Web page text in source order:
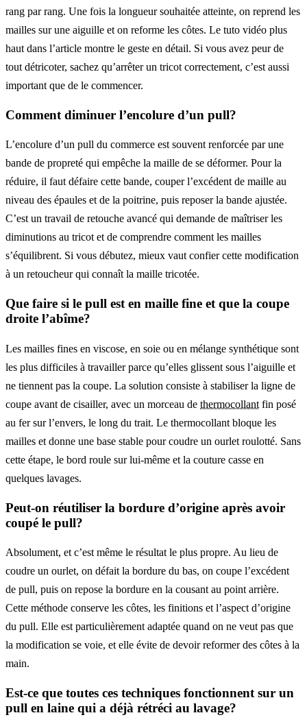
rang par rang. Une fois la longueur souhaitée atteinte, on reprend les
mailles sur une aiguille et on reforme les côtes. Le tuto vidéo plus
haut dans l’article montre le geste en détail. Si vous avez peur de
tout détricoter, sachez qu’arrêter un tricot correctement, c’est aussi
important que de le commencer.
Comment diminuer l’encolure d’un pull?
L’encolure d’un pull du commerce est souvent renforcée par une
bande de propreté qui empêche la maille de se déformer. Pour la
réduire, il faut défaire cette bande, couper l’excédent de maille au
niveau des épaules et de la poitrine, puis reposer la bande ajustée.
C’est un travail de retouche avancé qui demande de maîtriser les
diminutions au tricot et de comprendre comment les mailles
s’équilibrent. Si vous débutez, mieux vaut confier cette modification
à un retoucheur qui connaît la maille tricotée.
Que faire si le pull est en maille fine et que la coupe
droite l’abîme?
Les mailles fines en viscose, en soie ou en mélange synthétique sont
les plus difficiles à travailler parce qu’elles glissent sous l’aiguille et
ne tiennent pas la coupe. La solution consiste à stabiliser la ligne de
coupe avant de cisailler, avec un morceau de thermocollant fin posé
au fer sur l’envers, le long du trait. Le thermocollant bloque les
mailles et donne une base stable pour coudre un ourlet roulotté. Sans
cette étape, le bord roule sur lui-même et la couture casse en
quelques lavages.
Peut-on réutiliser la bordure d’origine après avoir
coupé le pull?
Absolument, et c’est même le résultat le plus propre. Au lieu de
coudre un ourlet, on défait la bordure du bas, on coupe l’excédent
de pull, puis on repose la bordure en la cousant au point arrière.
Cette méthode conserve les côtes, les finitions et l’aspect d’origine
du pull. Elle est particulièrement adaptée quand on ne veut pas que
la modification se voie, et elle évite de devoir reformer des côtes à la
main.
Est-ce que toutes ces techniques fonctionnent sur un
pull en laine qui a déjà rétréci au lavage?